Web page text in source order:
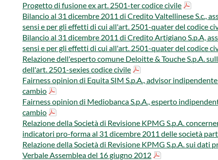
Progetto di fusione ex art. 2501-ter codice civile
Bilancio al 31 dicembre 2011 di Credito Valtellinese S.c.,
sensi e per gli effetti di cui all'art. 2501-quater del codice
Bilancio al 31 dicembre 2011 di Credito Artigiano S.p.A,
sensi e per gli effetti di cui all'art. 2501-quater del codice
Relazione dell'esperto comune Deloitte & Touche S.p.A.
dell'art. 2501-sexies codice civile
Fairness opinion di Equita SIM S.p.A., advisor
cambio
Fairness opinion di Mediobanca S.p.A., esperto
cambio
Relazione della Società di Revisione KPMG S.p.A.
indicatori pro-forma al 31 dicembre 2011 delle società
Relazione della Società di Revisione KPMG S.p.A. sui dati
Verbale Assemblea del 16 giugno 2012